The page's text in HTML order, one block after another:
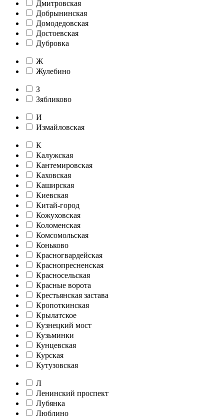
Дмитровская
Добрынинская
Домодедовская
Достоевская
Дубровка
Ж
Жулебино
З
Зябликово
И
Измайловская
К
Калужская
Кантемировская
Каховская
Каширская
Киевская
Китай-город
Кожуховская
Коломенская
Комсомольская
Коньково
Красногвардейская
Краснопресненская
Красносельская
Красные ворота
Крестьянская застава
Кропоткинская
Крылатское
Кузнецкий мост
Кузьминки
Кунцевская
Курская
Кутузовская
Л
Ленинский проспект
Лубянка
Люблино